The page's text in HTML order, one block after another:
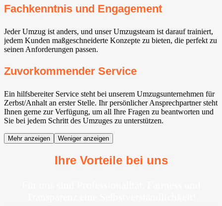
Fachkenntnis und Engagement
Jeder Umzug ist anders, und unser Umzugsteam ist darauf trainiert,
jedem Kunden maßgeschneiderte Konzepte zu bieten, die perfekt zu
seinen Anforderungen passen.
Zuvorkommender Service
Ein hilfsbereiter Service steht bei unserem Umzugsunternehmen für
Zerbst/Anhalt an erster Stelle. Ihr persönlicher Ansprechpartner steht
Ihnen gerne zur Verfügung, um all Ihre Fragen zu beantworten und
Sie bei jedem Schritt des Umzuges zu unterstützen.
Mehr anzeigen Weniger anzeigen
Ihre Vorteile bei uns